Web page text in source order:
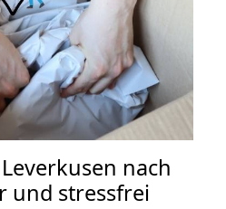
Leverkusen nach
und stressfrei